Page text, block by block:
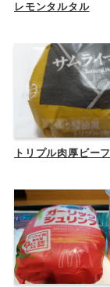
レモンタルタル
トリプル肉厚ビーフ